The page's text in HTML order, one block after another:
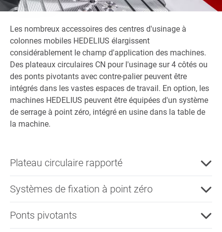
Les nombreux accessoires des centres d'usinage à
colonnes mobiles HEDELIUS élargissent
considérablement le champ d'application des machines.
Des plateaux circulaires CN pour l'usinage sur 4 côtés ou
des ponts pivotants avec contre-palier peuvent être
intégrés dans les vastes espaces de travail. En option, les
machines HEDELIUS peuvent être équipées d'un système
de serrage à point zéro, intégré en usine dans la table de
la machine.
Plateau circulaire rapporté
Systèmes de fixation à point zéro
Ponts pivotants